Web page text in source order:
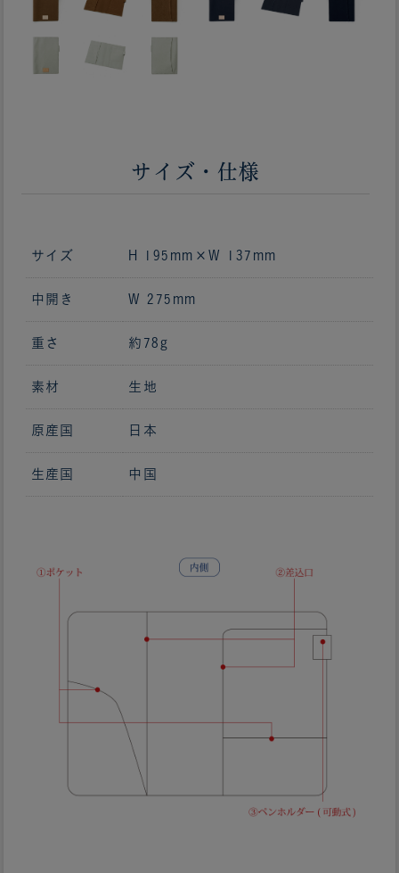
サイズ・仕様
サイズ H 195mm×W 137mm
中開き W 275mm
重さ 約78g
素材 生地
原産国 日本
生産国 中国